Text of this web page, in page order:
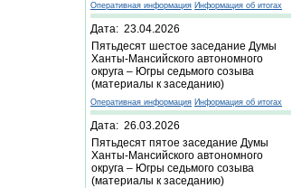
Оперативная информация Информация об итогах
Дата: 23.04.2026
Пятьдесят шестое заседание Думы
Ханты-Мансийского автономного
округа – Югры седьмого созыва
(материалы к заседанию)
Оперативная информация Информация об итогах
Дата: 26.03.2026
Пятьдесят пятое заседание Думы
Ханты-Мансийского автономного
округа – Югры седьмого созыва
(материалы к заседанию)